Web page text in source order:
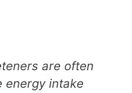
are often
energy intake